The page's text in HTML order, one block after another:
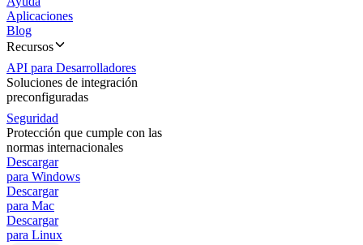
Aplicaciones
Blog
Recursos
API para Desarrolladores
Soluciones de integración
preconfiguradas
Seguridad
Protección que cumple con las
normas internacionales
Descargar
para Windows
Descargar
para Mac
Descargar
para Linux